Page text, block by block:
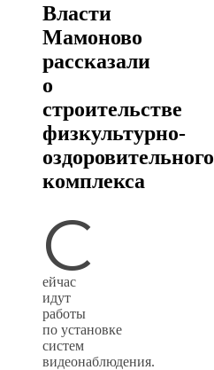
Власти
Мамоново
рассказали
о
строительстве
физкультурно-
оздоровительного
комплекса
С
ейчас
идут
работы
по установке
систем
видеонаблюдения.